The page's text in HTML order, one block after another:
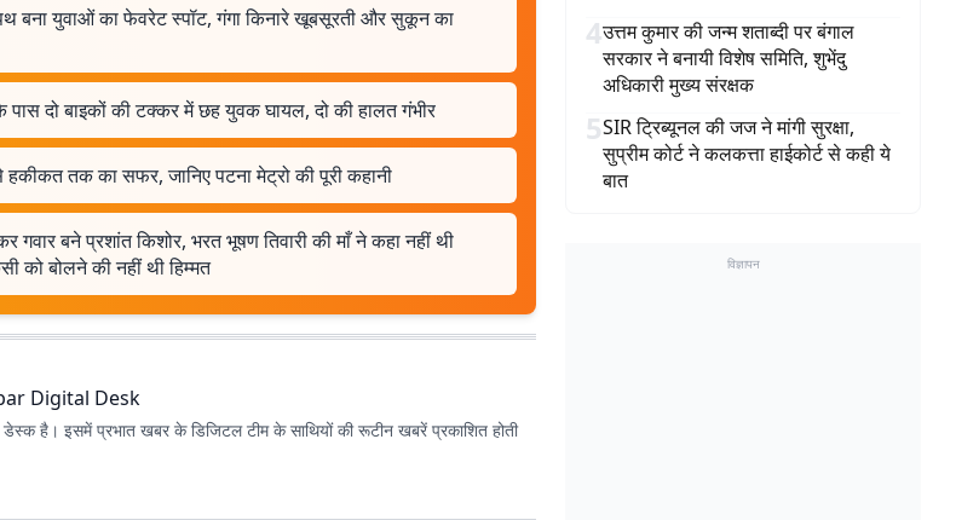
बना युवाओं का फेवरेट स्पॉट, गंगा किनारे खूबसूरती और सुकून का
दो बाइकों की टक्कर में छह युवक घायल, दो की हालत गंभीर
तक का सफर, जानिए पटना मेट्रो की पूरी कहानी
बने प्रशांत किशोर, भरत भूषण तिवारी की माँ ने कहा नहीं थी
को बोलने की नहीं थी हिम्मत
Digital Desk
है। इसमें प्रभात खबर के डिजिटल टीम के साथियों की रूटीन खबरें प्रकाशित होती
4उत्तम कुमार की जन्म शताब्दी पर बंगाल
सरकार ने बनायी विशेष समिति, शुभेंदु
अधिकारी मुख्य संरक्षक
5SIR ट्रिब्यूनल की जज ने मांगी सुरक्षा,
सुप्रीम कोर्ट ने कलकत्ता हाईकोर्ट से कही ये
बात
विज्ञापन